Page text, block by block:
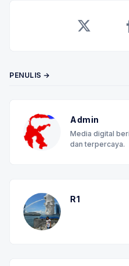
PENULIS →
Admin
Media digital
dan terpercaya.
R1